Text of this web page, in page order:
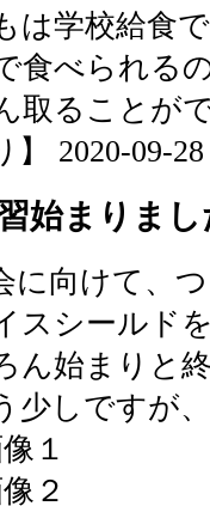
は学校給食
食べられる
取ることが
】 2020-09-
始まりま
に向けて、
スシールド
ん始まりと
少しですが